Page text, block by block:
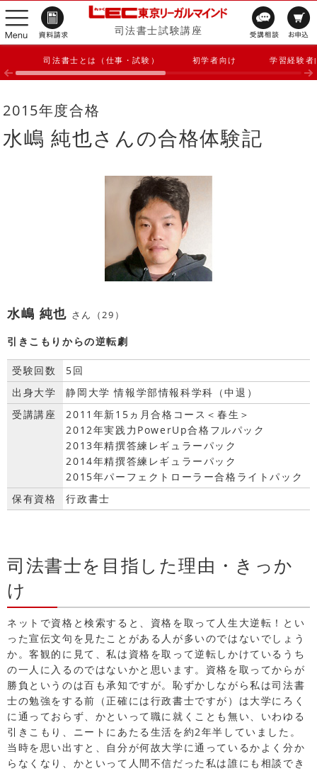
司法書士試験講座
司法書士とは（仕事・試験） 初学者向け 学習経験者
2015年度合格
水嶋 純也さんの合格体験記
水嶋 純也 さん（29）
引きこもりからの逆転劇
受験回数
5回
出身大学
静岡大学 情報学部情報科学科（中退）
受講講座
2011年新15ヵ月合格コース＜春生＞
2012年実践力PowerUp合格フルパック
2013年精撰答練レギュラーパック
2014年精撰答練レギュラーパック
2015年パーフェクトローラー合格ライトパック
保有資格
行政書士
司法書士を目指した理由・きっか
け
ネットで資格と検索すると、資格を取って人生大逆転！とい
った宣伝文句を見たことがある人が多いのではないでしょう
か。客観的に見て、私は資格を取って逆転しかけているうち
の一人に入るのではないかと思います。資格を取ってからが
勝負というのは百も承知ですが。恥ずかしながら私は司法書
士の勉強をする前（正確には行政書士ですが）は大学にろく
に通っておらず、かといって職に就くことも無い、いわゆる
引きこもり、ニートにあたる生活を約2年半していました。
当時を思い出すと、自分が何故大学に通っているかよく分か
らなくなり、かといって人間不信だった私は誰にも相談でき